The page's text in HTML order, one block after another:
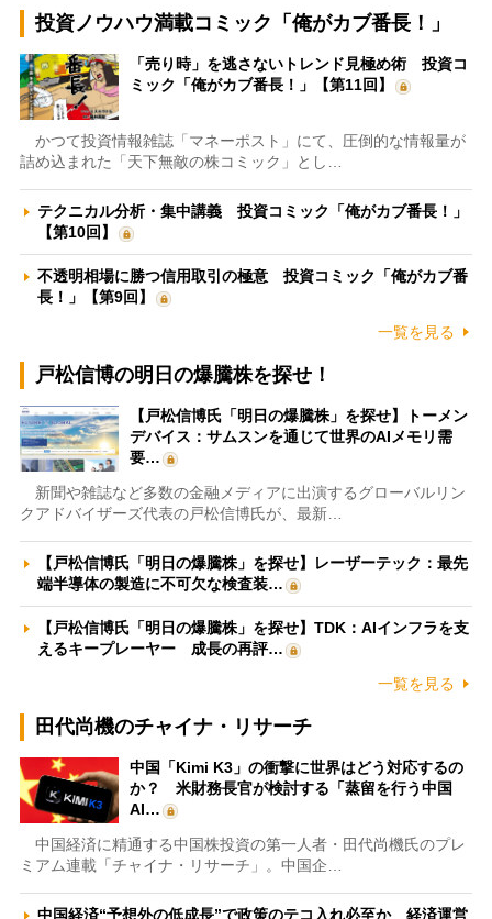
投資ノウハウ満載コミック「俺がカブ番長！」
「売り時」を逃さないトレンド見極め術 投資コ
ミック「俺がカブ番長！」【第11回】
かつて投資情報雑誌「マネーポスト」にて、圧倒的な情報量が
詰め込まれた「天下無敵の株コミック」とし…
テクニカル分析・集中講義 投資コミック「俺がカブ番長！」
【第10回】
不透明相場に勝つ信用取引の極意 投資コミック「俺がカブ番
長！」【第9回】
一覧を見る
戸松信博の明日の爆騰株を探せ！
【戸松信博氏「明日の爆騰株」を探せ】トーメン
デバイス：サムスンを通じて世界のAIメモリ需
要…
新聞や雑誌など多数の金融メディアに出演するグローバルリン
クアドバイザーズ代表の戸松信博氏が、最新…
【戸松信博氏「明日の爆騰株」を探せ】レーザーテック：最先
端半導体の製造に不可欠な検査装…
【戸松信博氏「明日の爆騰株」を探せ】TDK：AIインフラを支
えるキープレーヤー 成長の再評…
一覧を見る
田代尚機のチャイナ・リサーチ
中国「Kimi K3」の衝撃に世界はどう対応するの
か？ 米財務長官が検討する「蒸留を行う中国
AI…
中国経済に精通する中国株投資の第一人者・田代尚機氏のプレ
ミアム連載「チャイナ・リサーチ」。中国企…
中国経済“予想外の低成長”で政策のテコ入れ必至か 経済運営